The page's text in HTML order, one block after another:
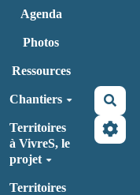
Agenda
Photos
Ressources
Chantiers
Territoires
à VivreS, le
projet
Territoires